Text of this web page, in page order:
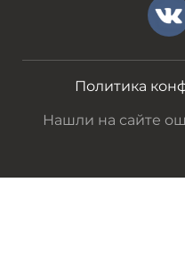
Политика
Нашли на сайте